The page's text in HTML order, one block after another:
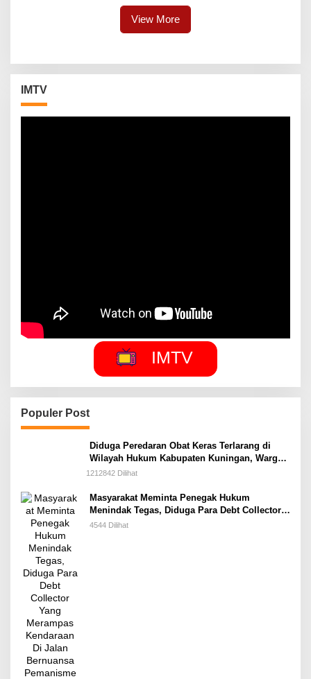
View More
IMTV
IMTV
Populer Post
Diduga Peredaran Obat Keras Terlarang di
Wilayah Hukum Kabupaten Kuningan, Warga
Sekitar Berharap Aparat Penegak Hukum
1212842 Dilihat
Masyarakat Meminta Penegak Hukum
Menindak Tegas, Diduga Para Debt Collector
Yang Merampas Kendaraan Di Jalan
4544 Dilihat